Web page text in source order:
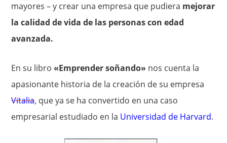
mayores – y crear una empresa que pudiera mejorar
la calidad de vida de las personas con edad
avanzada.
En su libro«Emprender soñando» nos cuenta la
apasionante historia de la creación de su empresa
Vitalia, que ya se ha convertido en una caso
empresarial estudiado en la Universidad de Harvard.